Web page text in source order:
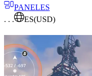
PANELES
. . .
ES(USD)